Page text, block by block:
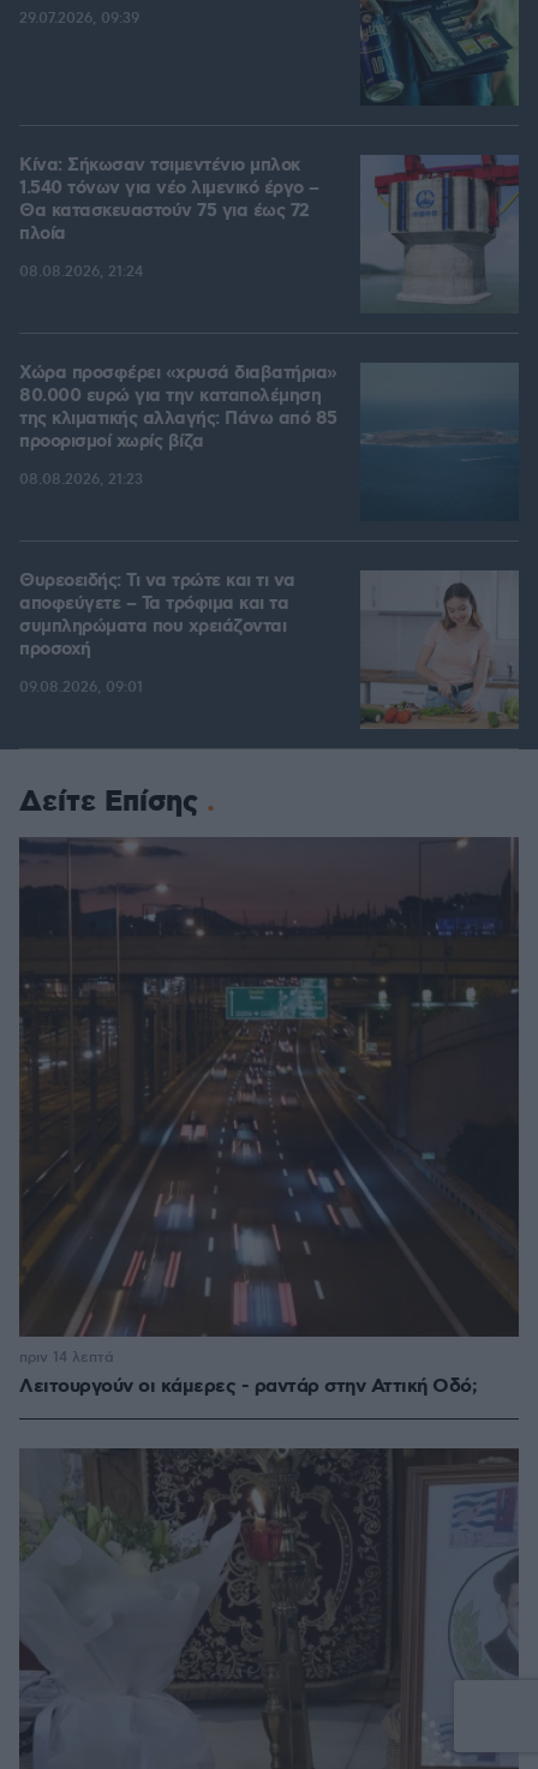
29.07.2026, 09:39
Κίνα: Σήκωσαν τσιμεντένιο μπλοκ
1.540 τόνων για νέο λιμενικό έργο –
Θα κατασκευαστούν 75 για έως 72
πλοία
08.08.2026, 21:24
Χώρα προσφέρει «χρυσά διαβατήρια»
80.000 ευρώ για την καταπολέμηση
της κλιματικής αλλαγής: Πάνω από 85
προορισμοί χωρίς βίζα
08.08.2026, 21:23
Θυρεοειδής: Τι να τρώτε και τι να
αποφεύγετε – Τα τρόφιμα και τα
συμπληρώματα που χρειάζονται
προσοχή
09.08.2026, 09:01
Δείτε Επίσης
Λειτουργούν οι κάμερες - ραντάρ στην Αττική Οδό;
πριν 14 λεπτά